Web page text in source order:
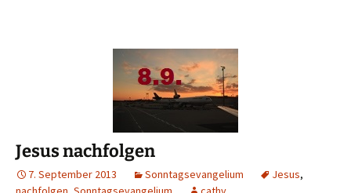
Jesus nachfolgen
7. September 2013 Sonntagsevangelium Jesus,